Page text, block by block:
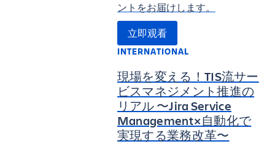
ントをお届けします。
立即观看
INTERNATIONAL
現場を変える！TIS流サー
ビスマネジメント推進の
リアル 〜Jira Service
Management×⾃動化で
実現する業務改⾰〜